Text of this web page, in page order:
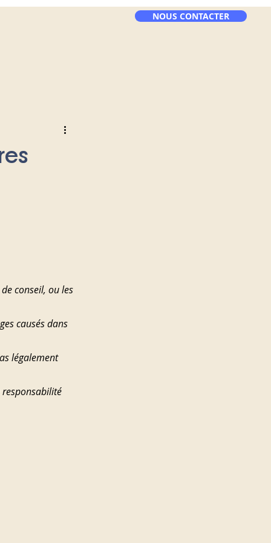
NOUS CONTACTER
conseil, ou les
causés dans
légalement
responsabilité